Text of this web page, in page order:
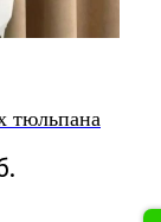
тюльпана